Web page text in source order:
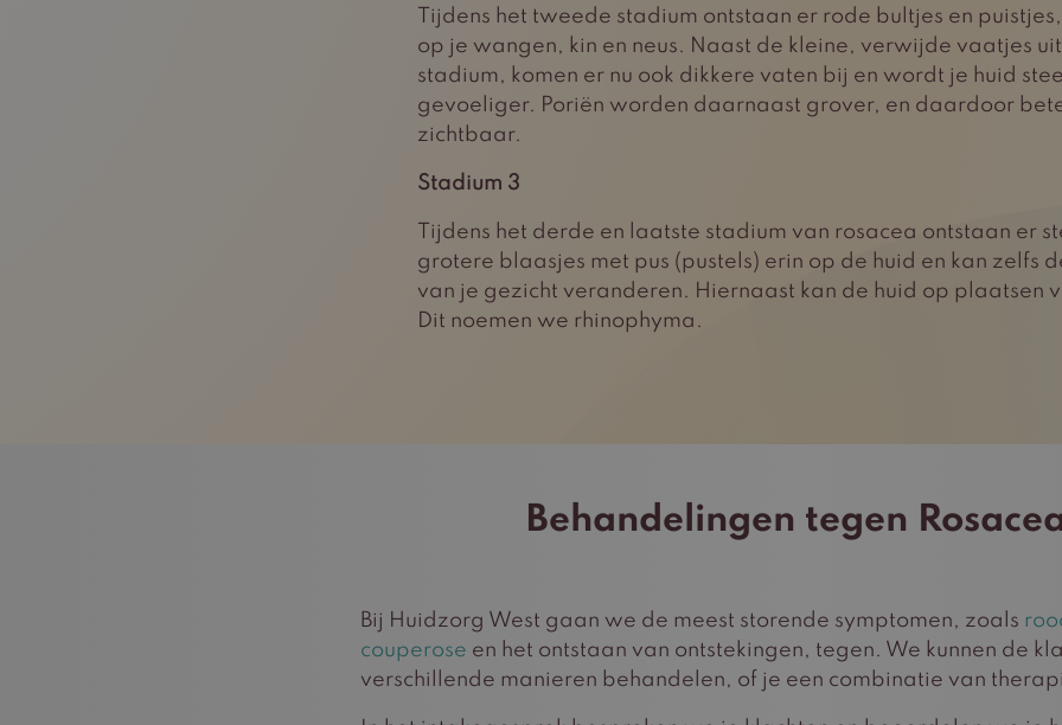
Tijdens het tweede stadium ontstaan er rode bultjes en
op je wangen, kin en neus. Naast de kleine, verwijde vaatjes
stadium, komen er nu ook dikkere vaten bij en wordt je huid
gevoeliger. Poriën worden daarnaast grover, en daardoor
zichtbaar.
Stadium 3
Tijdens het derde en laatste stadium van rosacea ontstaan er
grotere blaasjes met pus (pustels) erin op de huid en kan zelfs
van je gezicht veranderen. Hiernaast kan de huid op plaatsen
Dit noemen we rhinophyma.
Behandelingen tegen
Bij Huidzorg West gaan we de meest storende symptomen, zoals
couperose en het ontstaan van ontstekingen, tegen. We kunnen de
verschillende manieren behandelen, of je een combinatie van